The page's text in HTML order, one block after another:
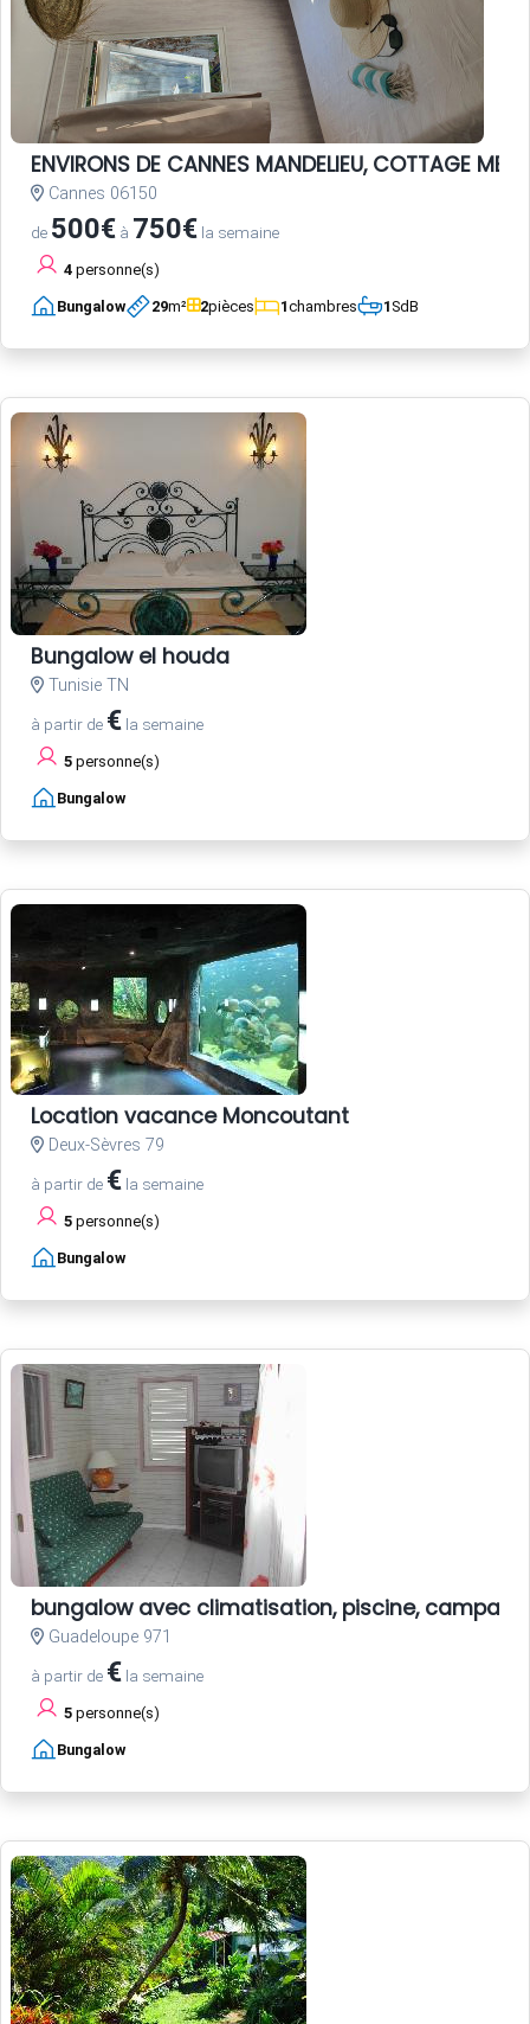
ENVIRONS DE CANNES MANDELIEU, COTTAGE
Cannes 06150
de 500€ à 750€ la semaine
4 personne(s)
Bungalow 29m² 2pièces 1chambres 1SdB
Bungalow el houda
Tunisie TN
à partir de € la semaine
5 personne(s)
Bungalow
Location vacance Moncoutant
Deux-Sèvres 79
à partir de € la semaine
5 personne(s)
Bungalow
bungalow avec climatisation, piscine,
Guadeloupe 971
à partir de € la semaine
5 personne(s)
Bungalow